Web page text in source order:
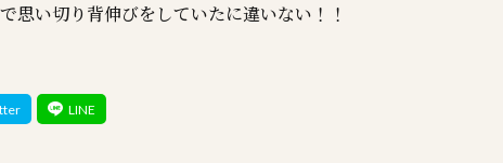
思い切り背伸びをしていたに違いない！！